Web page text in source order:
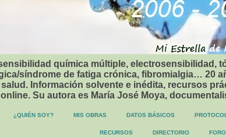
química múltiple, electrosensibilidad,
síndrome de fatiga crónica, fibromialgia… 20
Información solvente e inédita, recursos
Su autora es María José Moya,
¿QUIÉN SOY? MIS OBRAS DATOS BÁSICOS
RECURSOS DIRECTORIO